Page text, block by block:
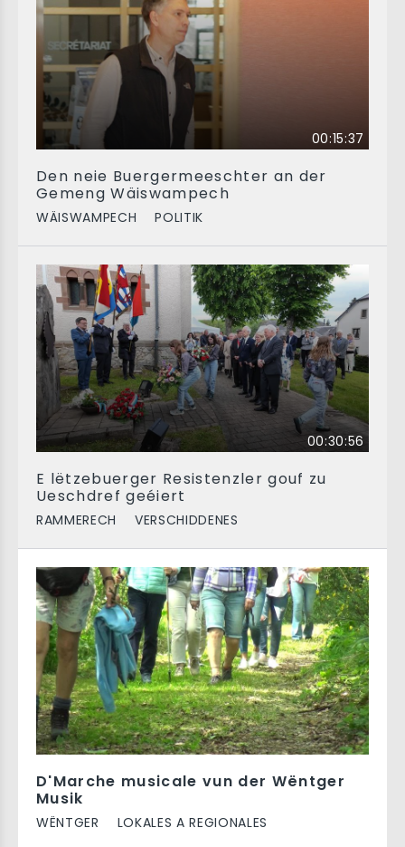
00:15:37
Den neie Buergermeeschter an der
Gemeng Wäiswampech
WÄISWAMPECH POLITIK
00:30:56
E lëtzebuerger Resistenzler gouf zu
Ueschdref geéiert
RAMMERECH VERSCHIDDENES
D'Marche musicale vun der Wëntger
Musik
WËNTGER LOKALES A REGIONALES